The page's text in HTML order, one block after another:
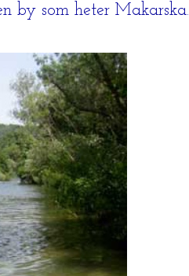
by som heter Makarska.